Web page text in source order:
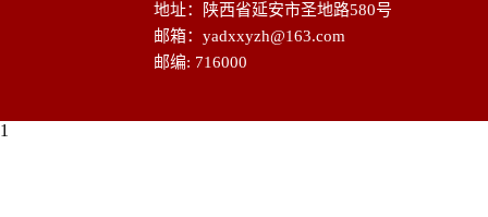
地址：陕西省延安市圣地路580号
邮箱：yadxxyzh@163.com
邮编: 716000
1